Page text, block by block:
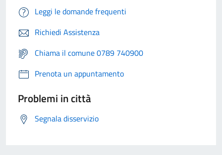
Leggi le domande frequenti
Richiedi Assistenza
Chiama il comune 0789 740900
Prenota un appuntamento
Problemi in città
Segnala disservizio